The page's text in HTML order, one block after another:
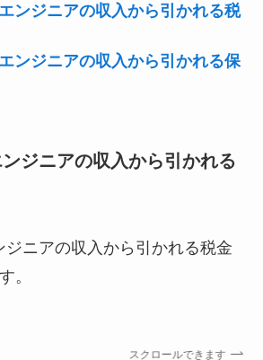
ンジニアの収入から引かれる税
ンジニアの収入から引かれる保
ジニアの収入から引かれる
ジニアの収入から引かれる税金
。
スクロールできます